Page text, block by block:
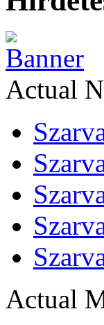
Actual
Actual